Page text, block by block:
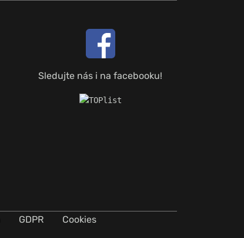
Sledujte nás i na facebooku!
GDPR Cookies